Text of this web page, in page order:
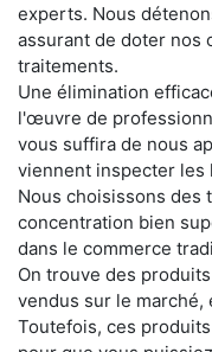
experts. Nous
assurant de doter nos
traitements.
Une élimination
l'œuvre de
vous suffira de nous
viennent inspecter les
Nous choisissons des
concentration bien
dans le commerce
On trouve des
vendus sur le marché,
Toutefois, ces